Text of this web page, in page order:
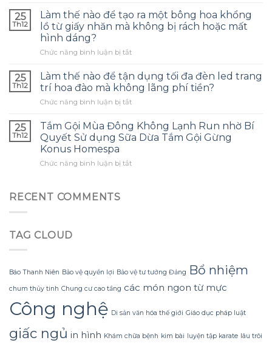
bảo
quản
phù
và
tránh
những
sai
thường
gặp?
đã
dùng
tinh
tràm
con
đây
là
tôi
ước
sớm
25
Th12
Làm thế nào để tạo ra một bông hoa khổng
lồ từ giấy nhăn mà không bị rách hoặc mất
hình dáng?
Chức năng bình luận bị tắtở
thế
để
tạo
một
bông
lồ
hình
25
Th12
Làm thế nào để tận dụng tối đa đèn led trang
trí hoa đào mà không lãng phí tiền?
Chức năng bình luận bị tắtở
thế
nào
để
dụng
lãng
phí
25
Th12
Tắm Gội Mùa Đông Không Lạnh Run nhờ Bí
Quyết Sử dụng Sữa Dừa Tắm Gội Gừng
Konus Homespa
Chức năng bình luận bị tắtở
Sử
dụng
Tắm
Gừng
RECENT COMMENTS
TAG CLOUD
Báo Thanh Niên Bảo vệ quyền lợi Bảo vệ tư tưởng Đảng Bổ nhiệm
chum thủy tinh Chung cư cao tầng các món ngon từ mực
Công nghệ Di sản văn hóa thế giới Giáo dục pháp luật
giấc ngủ in hình Khám chữa bệnh kim bài luyện tập karate lâu trôi